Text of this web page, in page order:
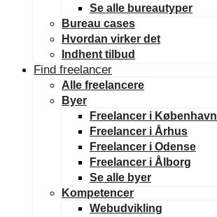
Se alle bureautyper
Bureau cases
Hvordan virker det
Indhent tilbud
Find freelancer
Alle freelancere
Byer
Freelancer i København
Freelancer i Århus
Freelancer i Odense
Freelancer i Ålborg
Se alle byer
Kompetencer
Webudvikling